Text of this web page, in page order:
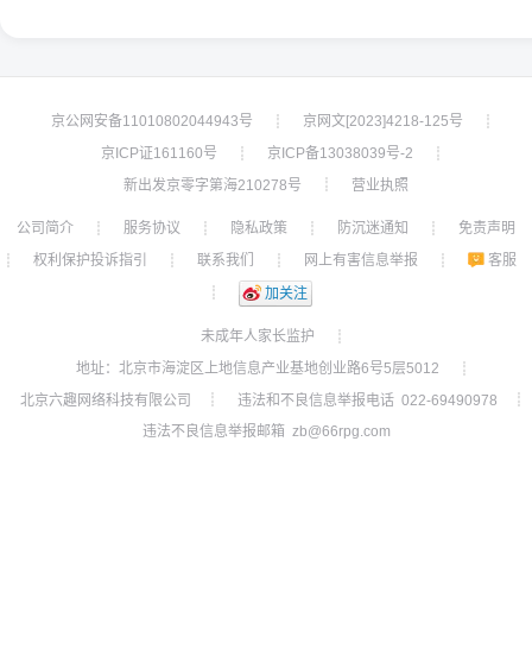
京公网安备11010802044943号 ┊ 京网文[2023]4218-125号
┊
京ICP证161160号
┊ 京ICP备13038039号-2
┊
新出发京零字第海210278号
┊ 营业执照
公司简介 ┊ 服务协议 ┊ 隐私政策 ┊ 防沉迷通知 ┊
免责声明
┊
权利保护投诉指引 ┊ 联系我们 ┊ 网上有害信息举报 ┊
客服
┊
加关注
未成年人家长监护
┊
地址：北京市海淀区上地信息产业基地创业路6号5层5012
┊
北京六趣网络科技有限公司
┊ 违法和不良信息举报电话 022-69490978
┊
违法不良信息举报邮箱 zb@66rpg.com